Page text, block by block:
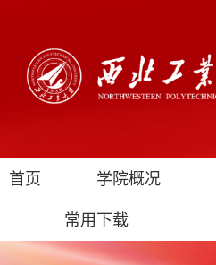
首页 学院概况
常用下载